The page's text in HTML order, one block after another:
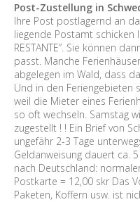
Post-Zustellung in
Ihre Post postlagernd an
liegende Postamt schicken
RESTANTE”. Sie können
passt. Manche
abgelegen im Wald, dass
Und in den Feriengebieten
weil die Mieter eines
so oft wechseln. Samstag
zugestellt ! ! Ein Brief von
ungefähr 2-3 Tage
Geldanweisung dauert ca.
nach Deutschland:
Postkarte = 12,00 skr Das
Paketen, Koffern usw. ist